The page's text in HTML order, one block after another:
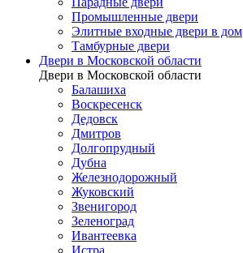
Промышленные двери
Элитные входные двери в дом
Тамбурные двери
Двери в Московской области
Двери в Московской области
Балашиха
Воскресенск
Дедовск
Дмитров
Долгопрудный
Дубна
Железнодорожный
Жуковский
Звенигород
Зеленоград
Ивантеевка